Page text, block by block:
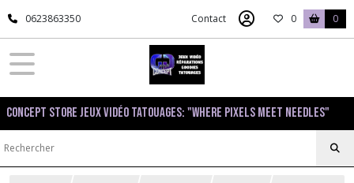
0623863350 Contact 0 0
Concept Store Jeux Vidéo Tatouages: "Where pixels meet needles"